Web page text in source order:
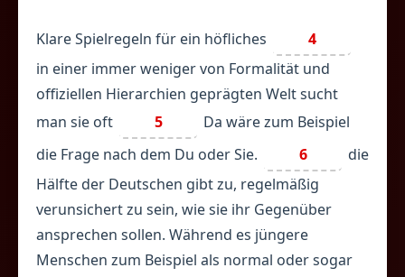
Klare Spielregeln für ein höfliches
4
in einer immer weniger von Formalität und
offiziellen Hierarchien geprägten Welt sucht
man sie oft
5
Da wäre zum Beispiel
die Frage nach dem Du oder Sie.
6
die
Hälfte der Deutschen gibt zu, regelmäßig
verunsichert zu sein, wie sie ihr Gegenüber
ansprechen sollen. Während es jüngere
Menschen zum Beispiel als normal oder sogar